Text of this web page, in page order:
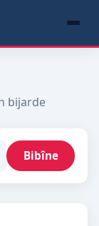
bijarde
Bibîne